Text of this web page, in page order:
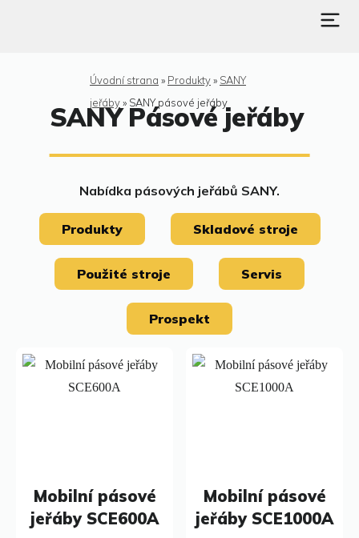
Úvodní strana » Produkty» SANY
jeřáby» SANY pásové jeřáby
SANY Pásové jeřáby
Nabídka pásových jeřábů SANY.
Produkty Skladové stroje
Použité stroje Servis
Prospekt
Mobilní pásové
jeřáby SCE600A
Mobilní pásové
jeřáby SCE1000A